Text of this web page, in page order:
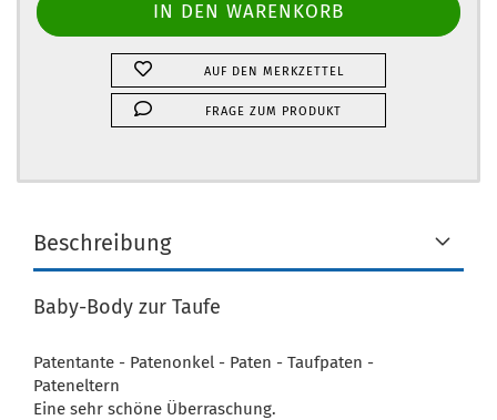
AUF DEN MERKZETTEL
FRAGE ZUM PRODUKT
Beschreibung
Baby-Body zur Taufe
Patentante - Patenonkel - Paten - Taufpaten -
Pateneltern
Eine sehr schöne Überraschung.